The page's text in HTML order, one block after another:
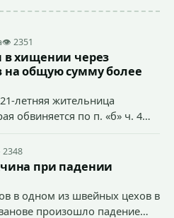
👁 2351
в хищении через
на общую сумму более
летняя жительница
обвиняется по п. «б» ч. 4
через маркетплейс.
при падении
в одном из швейных цехов в
произошло падение